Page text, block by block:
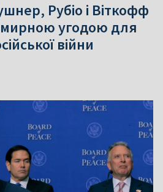
Рубіо і Віткофф
угодою для
війни